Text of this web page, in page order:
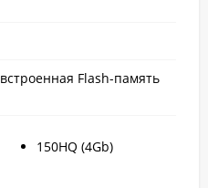
встроенная Flash-память
150HQ (4Gb)